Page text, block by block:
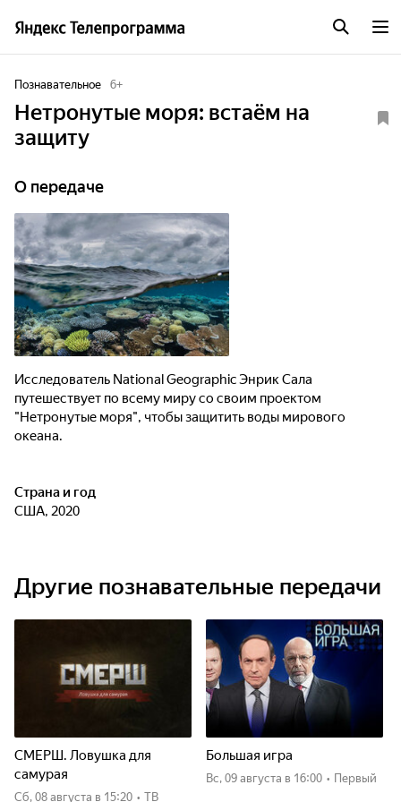
Познавательное 6+
Нетронутые моря: встаём на
защиту
О передаче
Исследователь National Geographic Энрик Сала
путешествует по всему миру со своим проектом
"Нетронутые моря", чтобы защитить воды мирового
океана.
Страна и год
США, 2020
Другие познавательные передачи
СМЕРШ. Ловушка для
самурая
сб, 08 августа в 15:20 • ТВ
Большая игра
вс, 09 августа в 16:00 • Первый